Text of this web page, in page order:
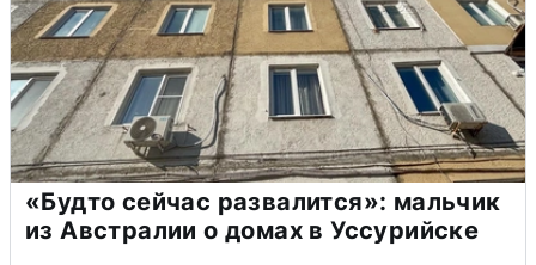
«Будто сейчас развалится»: мальчик
из Австралии о домах в Уссурийске